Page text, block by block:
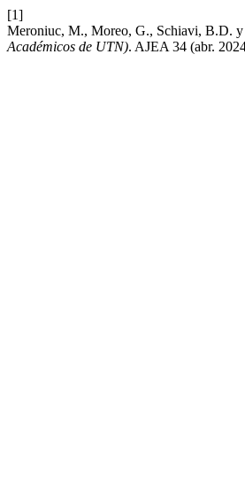
[1]
Meroniuc, M., Moreo, G., Schiavi, B.D. y
Académicos de UTN). AJEA 34 (abr.